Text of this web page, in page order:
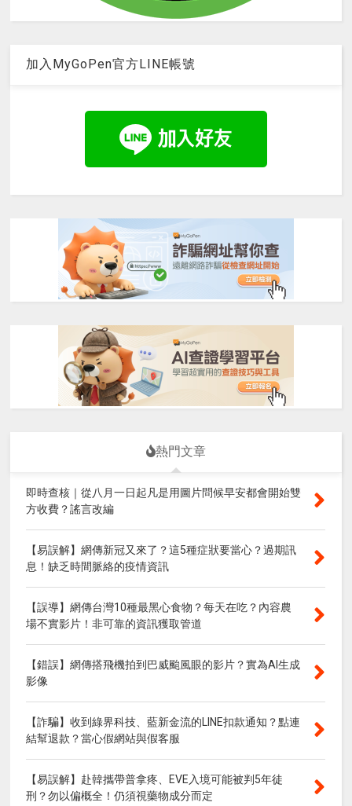
加入MyGoPen官方LINE帳號
熱門文章
即時查核｜從八月一日起凡是用圖片問候早安都會開始雙
方收費？謠言改編
【易誤解】網傳新冠又來了？這5種症狀要當心？過期訊
息！缺乏時間脈絡的疫情資訊
【誤導】網傳台灣10種最黑心食物？每天在吃？內容農
場不實影片！非可靠的資訊獲取管道
【錯誤】網傳搭飛機拍到巴威颱風眼的影片？實為AI生成
影像
【詐騙】收到綠界科技、藍新金流的LINE扣款通知？點連
結幫退款？當心假網站與假客服
【易誤解】赴韓攜帶普拿疼、EVE入境可能被判5年徒
刑？勿以偏概全！仍須視藥物成分而定